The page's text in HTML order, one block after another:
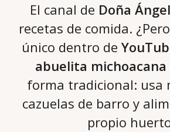
El canal de Doña
recetas de comida.
único dentro de
abuelita michoacana
forma tradicional: usa
cazuelas de barro y
propio